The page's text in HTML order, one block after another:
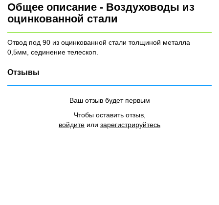
Общее описание - Воздуховоды из
оцинкованной стали
Отвод под 90 из оцинкованной стали толщиной металла
0,5мм, сединение телескоп.
Отзывы
Ваш отзыв будет первым
Чтобы оставить отзыв,
войдите или зарегистрируйтесь